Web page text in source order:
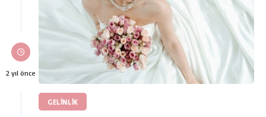
2 yıl önce
GELINLIK